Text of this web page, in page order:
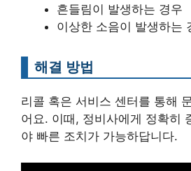
흔들림이 발생하는 경우
이상한 소음이 발생하는
해결 방법
리콜 혹은 서비스 센터를 통해
어요. 이때, 정비사에게 정확히
야 빠른 조치가 가능하답니다.